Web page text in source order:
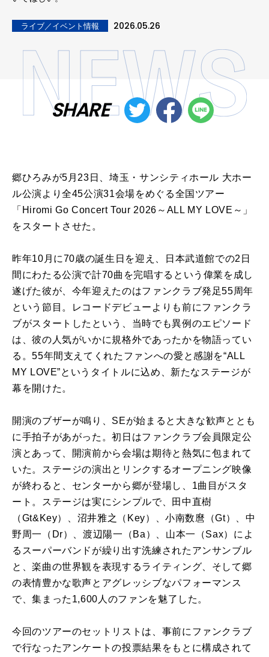
ライブ／イベント情報 2026.05.26
SHARE
郷ひろみが5月23日、埼玉・サンシティホール 大ホー
ル公演より全45公演31会場をめぐる全国ツアー
「Hiromi Go Concert Tour 2026～ALL MY LOVE～」
をスタートさせた。
昨年10月に70歳の誕生日を迎え、日本武道館での2日
間にわたる公演で計70曲を完唱するという偉業を成し
遂げた彼が、今年迎えたのはファンクラブ発足55周年
という節目。レコードデビューよりも前にファンクラ
ブがスタートしたという、当時でも異例のエピソード
は、彼の人気がいかに規格外であったかを物語ってい
る。55年間支えてくれたファンへの愛と感謝を“ALL
MY LOVE”というタイトルに込め、新たなステージが
幕を開けた。
開演のブザーが鳴り、SEが始まると大きな歓声ととも
に手拍子があがった。初日はファンクラブ会員限定公
演とあって、開演前から会場は期待と熱気に包まれて
いた。ステージの演出とリンクするオープニング映像
が終わると、センターから郷が登場し、1曲目がスタ
ート。ステージは実にシンプルで、田中直樹
（Gt&Key）、沼井雅之（Key）、小南数麿（Gt）、中
野周一（Dr）、渡辺陽一（Ba）、山本一（Sax）によ
るスーパーバンドが繰り出す洗練されたアンサンブル
と、楽曲の世界観を表現するライティング、そして郷
の表情豊かな歌声とアグレッシブなパフォーマンス
で、集まった1,600人のファンを魅了した。
今回のツアーのセットリストは、事前にファンクラブ
で行なったアンケートの投票結果をもとに構成されて